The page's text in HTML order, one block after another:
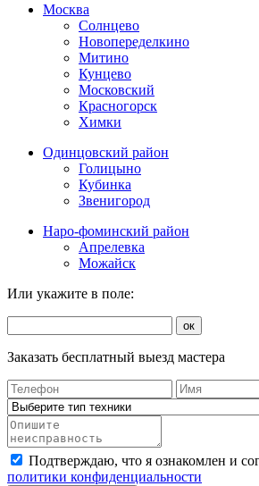
Москва
Солнцево
Новопеределкино
Митино
Кунцево
Московский
Красногорск
Химки
Одинцовский район
Голицыно
Кубинка
Звенигород
Наро-фоминский район
Апрелевка
Можайск
Или укажите в поле:
ок
Заказать бесплатный выезд мастера
Подтверждаю, что я ознакомлен и
политики конфиденциальности